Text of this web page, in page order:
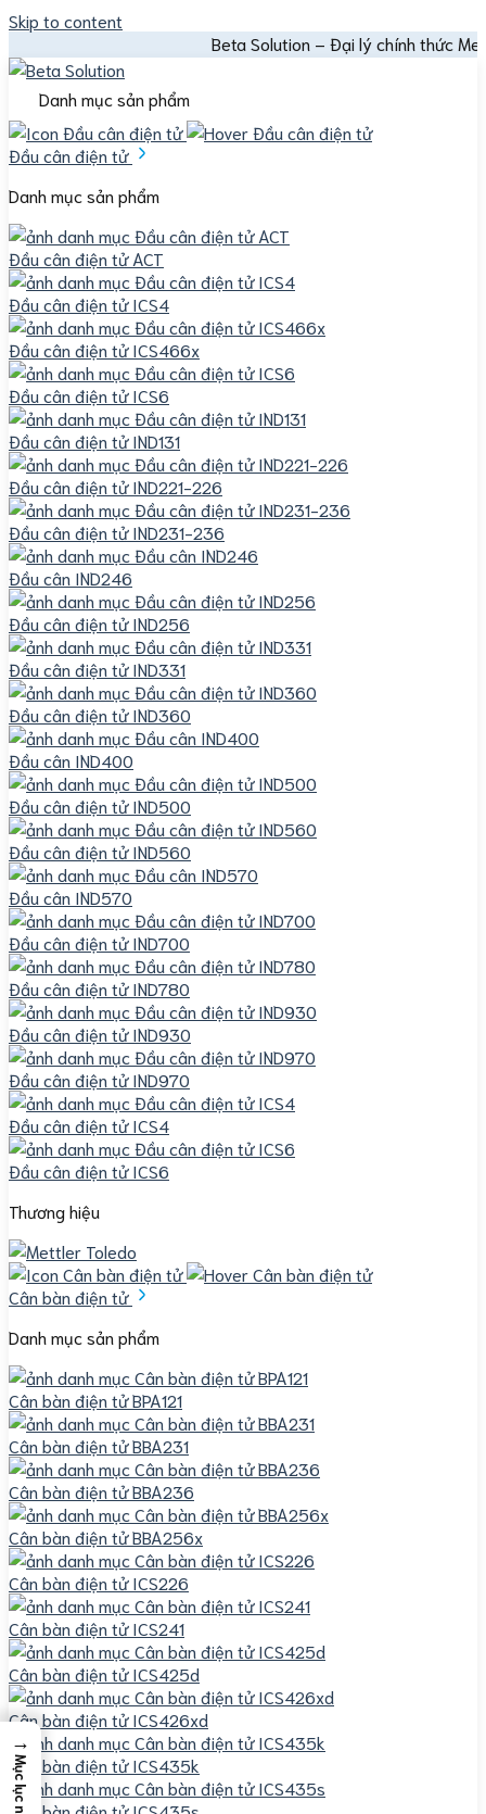
Skip to content
Beta Solution – Đại lý chính thức Mettler
Danh mục sản phẩm
Đầu cân điện tử
Danh mục sản phẩm
Đầu cân điện tử ACT
Đầu cân điện tử ICS4
Đầu cân điện tử ICS466x
Đầu cân điện tử ICS6
Đầu cân điện tử IND131
Đầu cân điện tử IND221-226
Đầu cân điện tử IND231-236
Đầu cân IND246
Đầu cân điện tử IND256
Đầu cân điện tử IND331
Đầu cân điện tử IND360
Đầu cân IND400
Đầu cân điện tử IND500
Đầu cân điện tử IND560
Đầu cân IND570
Đầu cân điện tử IND700
Đầu cân điện tử IND780
Đầu cân điện tử IND930
Đầu cân điện tử IND970
Đầu cân điện tử ICS4
Đầu cân điện tử ICS6
Thương hiệu
Cân bàn điện tử
Danh mục sản phẩm
Cân bàn điện tử BPA121
Cân bàn điện tử BBA231
Cân bàn điện tử BBA236
Cân bàn điện tử BBA256x
Cân bàn điện tử ICS226
Cân bàn điện tử ICS241
Cân bàn điện tử ICS425d
Cân bàn điện tử ICS426xd
Cân bàn điện tử ICS435k
→